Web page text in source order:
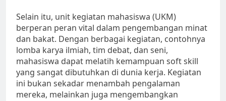
Selain itu, unit kegiatan mahasiswa (UKM)
berperan peran vital dalam pengembangan minat
dan bakat. Dengan berbagai kegiatan, contohnya
lomba karya ilmiah, tim debat, dan seni,
mahasiswa dapat melatih kemampuan soft skill
yang sangat dibutuhkan di dunia kerja. Kegiatan
ini bukan sekadar menambah pengalaman
mereka, melainkan juga mengembangkan